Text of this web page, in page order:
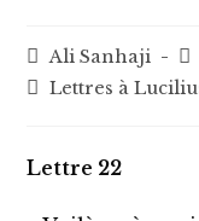
Auteur/autrice
de
Ali Sanhaji
PostLettres à
Lettre 22